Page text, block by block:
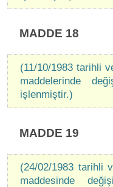
MADDE 18
(11/10/1983 tarihli
maddelerinde
işlenmiştir.)
MADDE 19
(24/02/1983 tarihli
maddesinde